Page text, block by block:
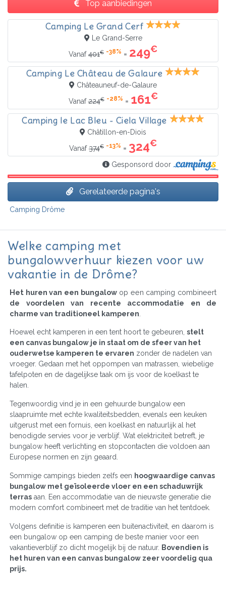
Top aanbiedingen
Camping Le Grand Cerf
Le Grand-Serre
Vanaf401€ -38% = 249€
Camping Le Château de Galaure
Châteauneuf-de-Galaure
Vanaf224€ -28% = 161€
Camping le Lac Bleu - Ciela Village
Châtillon-en-Diois
Vanaf374€ -13% = 324€
Gesponsord door
Gerelateerde pagina's
Camping Drôme
Welke camping met
bungalowverhuur kiezen voor uw
vakantie in de Drôme?
Het huren van een bungalowop een camping combineert
de voordelen van recente accommodatie en de
charme van traditioneel kamperen
Hoewel echt kamperen in een tent hoort te gebeuren, stelt
een canvas bungalow je in staat om de sfeer van het
ouderwetse kamperen te ervaren zonder de nadelen van
vroeger. Gedaan met het oppompen van matrassen, wiebelige
tafelpoten en de dagelijkse taak om ijs voor de koelkast te
halen.
Tegenwoordig vind je in een gehuurde bungalow een
slaapruimte met echte kwaliteitsbedden, evenals een keuken
uitgerust met een fornuis, een koelkast en natuurlijk al het
benodigde servies voor je verblijf. Wat elektriciteit betreft, je
bungalow heeft verlichting en stopcontacten die voldoen aan
Europese normen en zijn geaard.
Sommige campings bieden zelfs een hoogwaardige canvas
bungalow met geïsoleerde vloer en een schaduwrijk
terras aan. Een accommodatie van de nieuwste generatie die
modern comfort combineert met de traditie van het tentdoek.
Volgens definitie is kamperen een buitenactiviteit, en daarom is
een bungalow op een camping de beste manier voor een
vakantieverblijf zo dicht mogelijk bij de natuur. Bovendien is
het huren van een canvas bungalow zeer voordelig qua
prijs.